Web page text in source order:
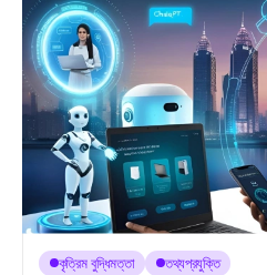
কৃত্রিম বুদ্ধিমত্তা তথ্যপ্রযুক্তি